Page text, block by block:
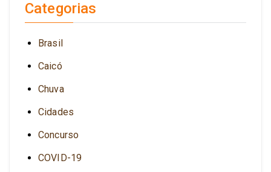
Categorias
Brasil
Caicó
Chuva
Cidades
Concurso
COVID-19